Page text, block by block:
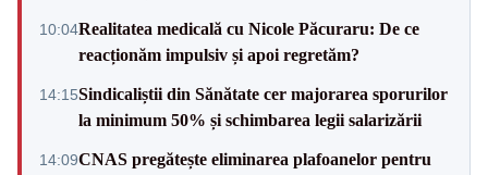
10:04Realitatea medicală cu Nicole Păcuraru: De ce
reacționăm impulsiv și apoi regretăm?
14:15Sindicaliștii din Sănătate cer majorarea sporurilor
la minimum 50% și schimbarea legii salarizării
14:09CNAS pregătește eliminarea plafoanelor pentru